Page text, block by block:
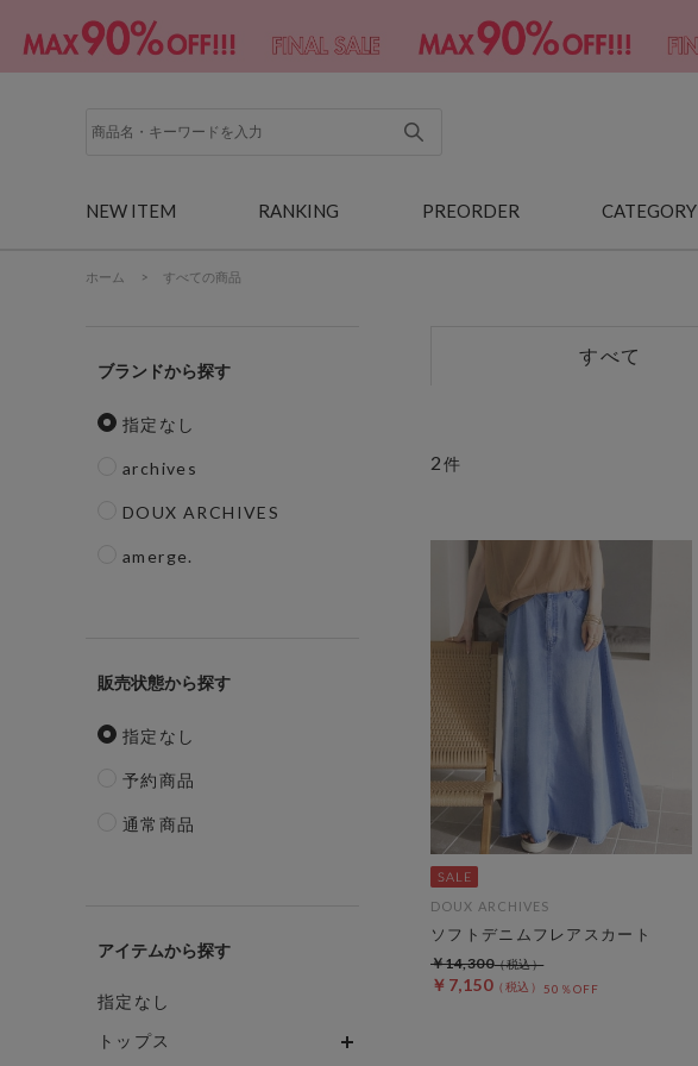
NEW ITEM RANKING PREORDER CATEGORY
ホーム > すべての商品
ブランド
指定なし
archives
DOUX ARCHIVES
amerge.
販売状態
指定なし
予約商品
通常商品
アイテム
指定なし
トップス
すべて
2件
DOUX ARCHIVES
ソフトデニムフレアスカート
￥7,150 50％OFF
￥14,300